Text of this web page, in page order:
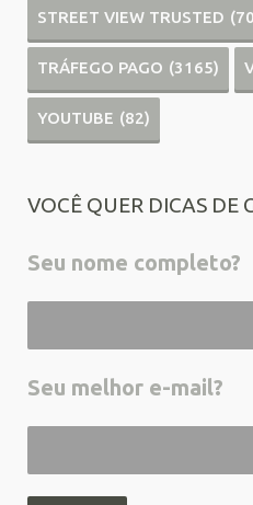
STREET VIEW TRUSTED
TRÁFEGO PAGO (3165)
YOUTUBE (82)
VOCÊ QUER DICAS DE
Seu nome completo?
Seu melhor e-mail?